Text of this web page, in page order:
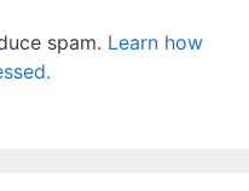
spam. Learn how